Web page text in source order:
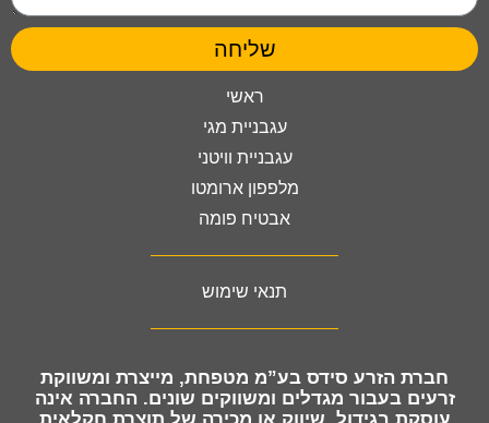
שליחה
ראשי
עגבניית מגי
עגבניית וויטני
מלפפון ארומטו
אבטיח פומה
תנאי שימוש
חברת הזרע סידס בע”מ מטפחת, מייצרת ומשווקת
זרעיםבעבור מגדלים ומשווקים שונים. החברה אינה
עוסקת בגידול, שיווק או מכירה של תוצרת חקלאית